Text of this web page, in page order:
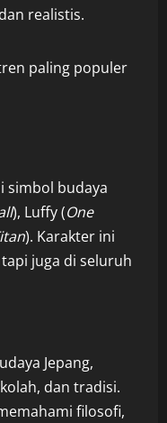
realistis.
paling populer
simbol budaya
), Luffy (One
). Karakter ini
juga di seluruh
Jepang,
dan tradisi.
filosofi,